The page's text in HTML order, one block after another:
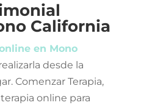
California
en Mono
desde la
Comenzar Terapia,
online para